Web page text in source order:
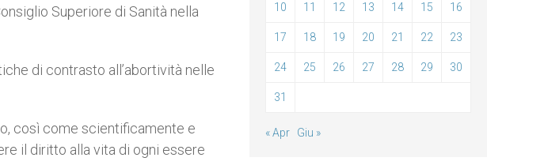
Superiore di Sanità nella
di contrasto all’abortività nelle
così come scientificamente e
il diritto alla vita di ogni essere
10 11 12 13 14 15 16
17 18 19 20 21 22 23
24 25 26 27 28 29 30
31
« Apr Giu »